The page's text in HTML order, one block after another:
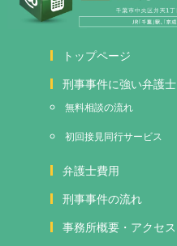
トップページ
刑事事件に強い弁護士
無料相談の流れ
初回接見 同行サービス
弁護士費用
刑事事件の流れ
事務所概要・アクセス